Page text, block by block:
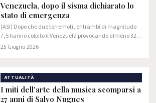
Venezuela, dopo il sisma dichiarato lo
stato di emergenza
(ASI) Dopo che due terremoti, entrambi di magnitudo
7,5 hanno colpito il Venezuela provocando almeno 32
morti il presidente ad interim, Delcy Rodríguez, ha
25 Giugno 2026
ATTUALITÀ
I miti dell'arte della musica scomparsi a
27 anni di Salvo Nugnes